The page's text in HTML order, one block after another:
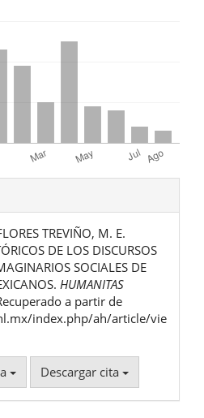
TREVIÑO, M. E.
DE LOS DISCURSOS
SOCIALES DE
HUMANITAS
a partir de
index.php/ah/article/vie
Descargar cita